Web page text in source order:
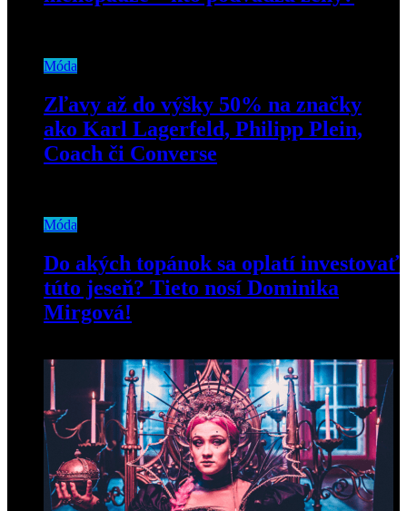
Móda
Zľavy až do výšky 50% na značky
ako Karl Lagerfeld, Philipp Plein,
Coach či Converse
Móda
Do akých topánok sa oplatí investovať
túto jeseň? Tieto nosí Dominika
Mirgová!